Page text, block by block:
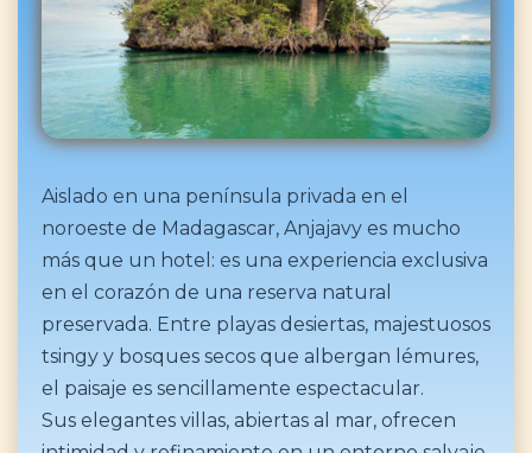
Aislado en una península privada en el
noroeste de Madagascar, Anjajavy es mucho
más que un hotel: es una experiencia exclusiva
en el corazón de una reserva natural
preservada. Entre playas desiertas, majestuosos
tsingy y bosques secos que albergan lémures,
el paisaje es sencillamente espectacular.
Sus elegantes villas, abiertas al mar, ofrecen